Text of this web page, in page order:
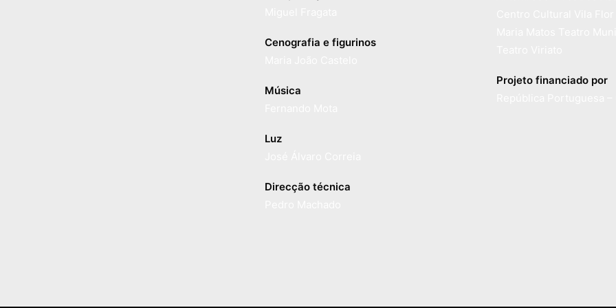
Cenografia e figurinos
Música
Luz
Direcção técnica
Projeto financiado por